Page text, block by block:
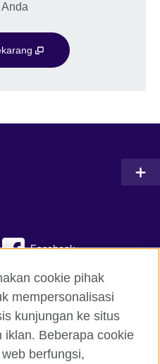
Facebook
TikTok
cookie pihak
mempersonalisasi
kunjungan ke situs
iklan. Beberapa cookie
berfungsi,